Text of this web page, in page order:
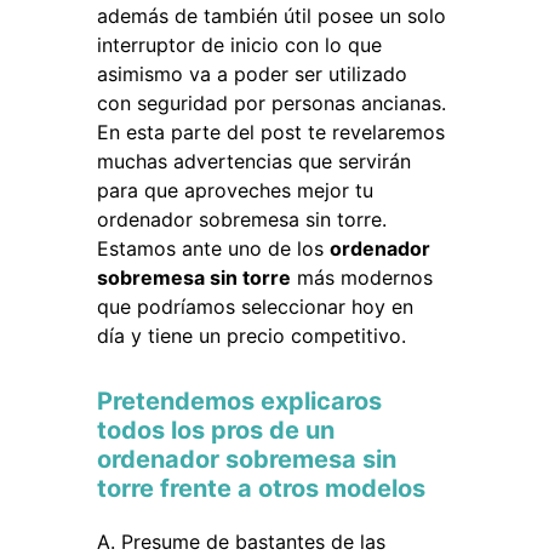
además de también útil posee un solo
interruptor de inicio con lo que
asimismo va a poder ser utilizado
con seguridad por personas ancianas.
En esta parte del post te revelaremos
muchas advertencias que servirán
para que aproveches mejor tu
ordenador sobremesa sin torre.
Estamos ante uno de los ordenador
sobremesa sin torre más modernos
que podríamos seleccionar hoy en
día y tiene un precio competitivo.
Pretendemos explicaros
todos los pros de un
ordenador sobremesa sin
torre frente a otros modelos
Presume de bastantes de las